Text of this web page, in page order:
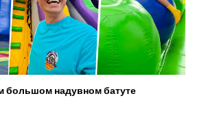
большом надувном батуте